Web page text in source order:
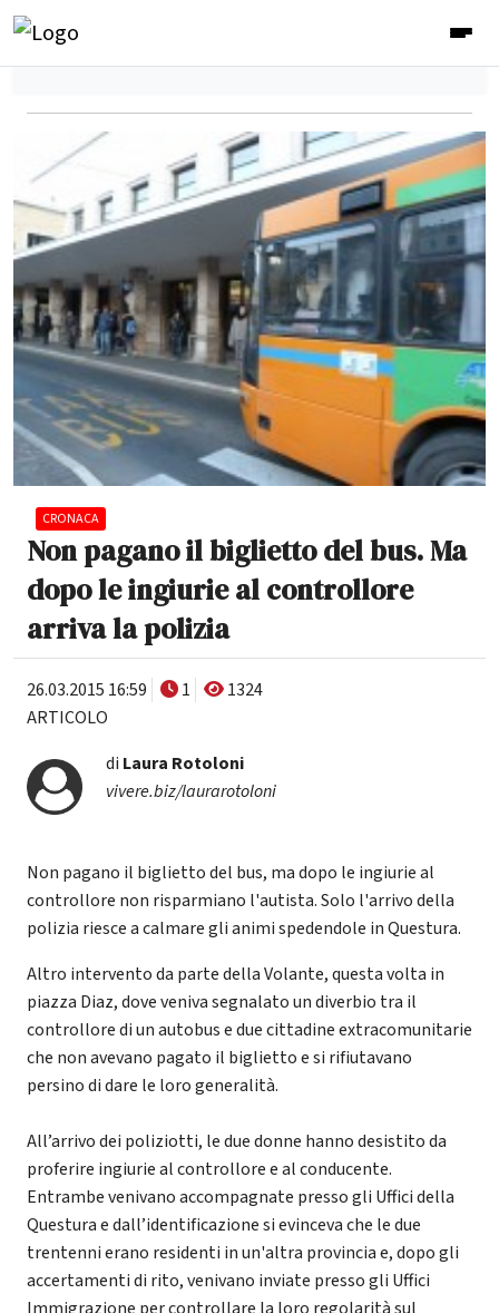
CRONACA
Non pagano il biglietto del bus. Ma
dopo le ingiurie al controllore
arriva la polizia
26.03.2015 16:59 1
1324
ARTICOLO
di Laura Rotoloni
vivere.biz/laurarotoloni
Non pagano il biglietto del bus, ma dopo le ingiurie al
controllore non risparmiano l'autista. Solo l'arrivo della
polizia riesce a calmare gli animi spedendole in Questura.
Altro intervento da parte della Volante, questa volta in
piazza Diaz, dove veniva segnalato un diverbio tra il
controllore di un autobus e due cittadine extracomunitarie
che non avevano pagato il biglietto e si rifiutavano
persino di dare le loro generalità.
All’arrivo dei poliziotti, le due donne hanno desistito da
proferire ingiurie al controllore e al conducente.
Entrambe venivano accompagnate presso gli Uffici della
Questura e dall’identificazione si evinceva che le due
trentenni erano residenti in un'altra provincia e, dopo gli
accertamenti di rito, venivano inviate presso gli Uffici